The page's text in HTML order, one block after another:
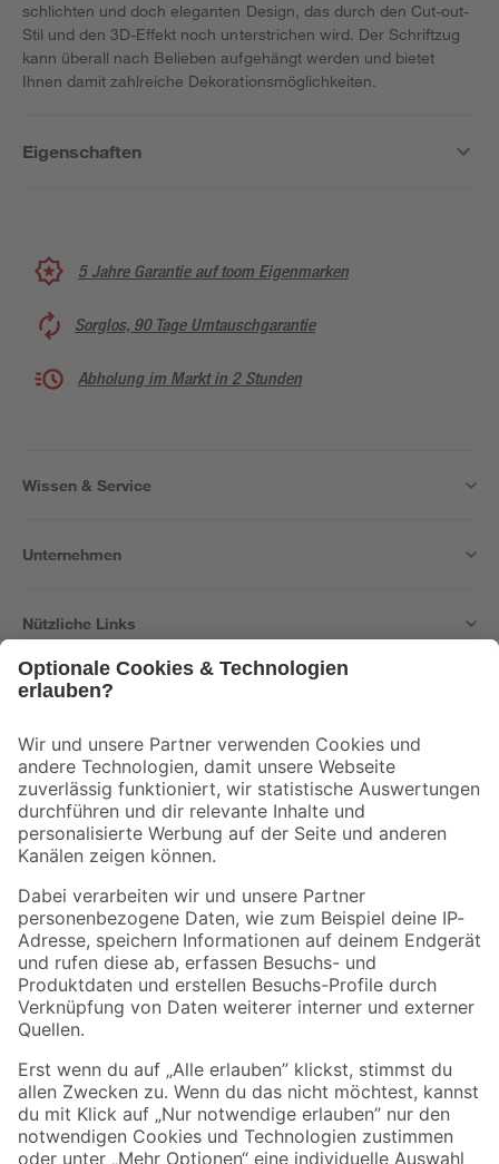
schlichten und doch eleganten Design, das durch den Cut-out-
Stil und den 3D-Effekt noch unterstrichen wird. Der Schriftzug
kann überall nach Belieben aufgehängt werden und bietet
Ihnen damit zahlreiche Dekorationsmöglichkeiten.
Eigenschaften
5 Jahre Garantie auf toom Eigenmarken
Sorglos, 90 Tage Umtauschgarantie
Abholung im Markt in 2 Stunden
Wissen & Service
Unternehmen
Nützliche Links
Der toom Newsletter: Keine Angebote und Aktionen mehr verpassen!
Zur Newsletter Anmeldung
Folge uns
Zahlungsarten Versandarten
Sicher einkaufen
Jetzt die toom-App herunterladen